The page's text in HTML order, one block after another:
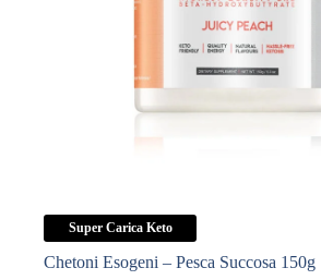
Super Carica Keto
Chetoni Esogeni – Pesca Succosa 150g